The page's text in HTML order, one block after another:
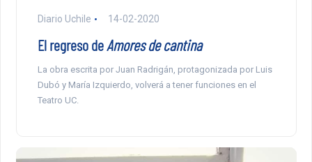
Diario Uchile 14-02-2020
El regreso deAmores de cantina
La obra escrita por Juan Radrigán, protagonizada por Luis
Dubó y María Izquierdo, volverá a tener funciones en el
Teatro UC.